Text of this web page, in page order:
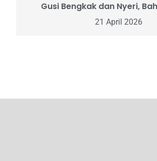
Gusi Bengkak dan Nyeri,
21 April 2026